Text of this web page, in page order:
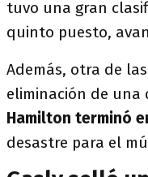
tuvo una gran
quinto puesto,
Además, otra de
eliminación de una
Hamilton terminó
desastre para el